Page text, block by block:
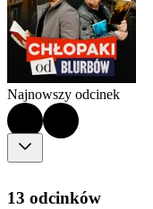
Najnowszy odcinek
13 odcinków